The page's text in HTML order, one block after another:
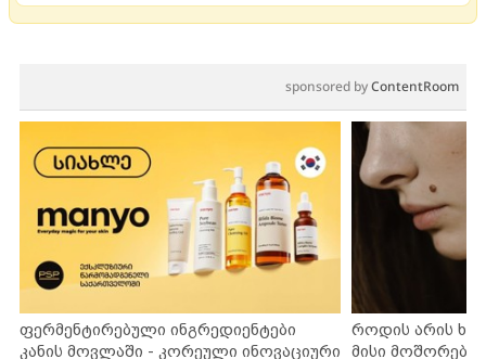
sponsored byContentRoom
ფერმენტირებული ინგრედიენტები
კანის მოვლაში - კორეული ინოვაციური
როდის არის
მისი